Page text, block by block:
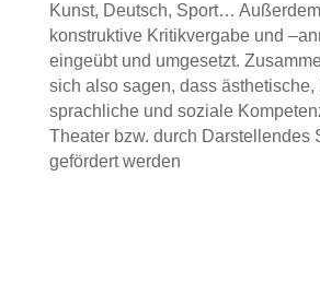
Kunst, Deutsch, Sport…
konstruktive Kritikvergabe und
eingeübt und umgesetzt.
sich also sagen, dass ästhetische,
sprachliche und soziale
Theater bzw. durch Darstellendes
gefördert werden